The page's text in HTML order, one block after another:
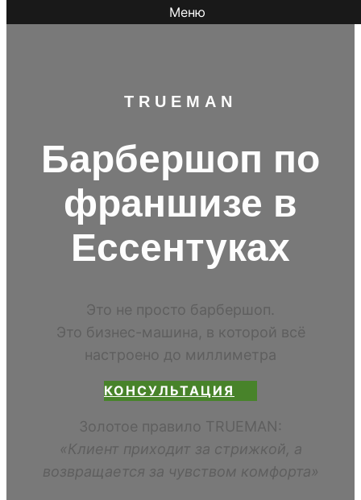
Меню
TR UEMAN
Барбершоп по
франшизе в
Ессентуках
Это не просто барбершоп.
Это бизнес-машина, в которой всё
настроено до миллиметра
КОНСУЛЬТАЦИЯ
Золотое правило TRUEMAN:
«Клиент приходит за стрижкой, а
возвращается за чувством комфорта»